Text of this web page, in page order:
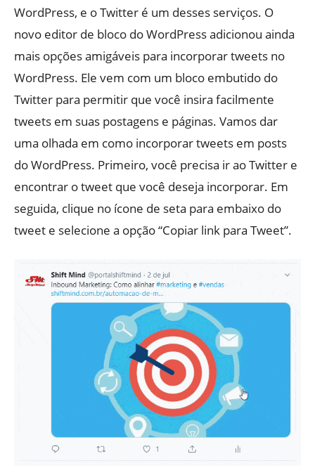
WordPress, e o Twitter é um desses serviços. O
novo editor de bloco do WordPress adicionou ainda
mais opções amigáveis ​​para incorporar tweets no
WordPress. Ele vem com um bloco embutido do
Twitter para permitir que você insira facilmente
tweets em suas postagens e páginas. Vamos dar
uma olhada em como incorporar tweets em posts
do WordPress. Primeiro, você precisa ir ao Twitter e
encontrar o tweet que você deseja incorporar. Em
seguida, clique no ícone de seta para embaixo do
tweet e selecione a opção “Copiar link para Tweet”.